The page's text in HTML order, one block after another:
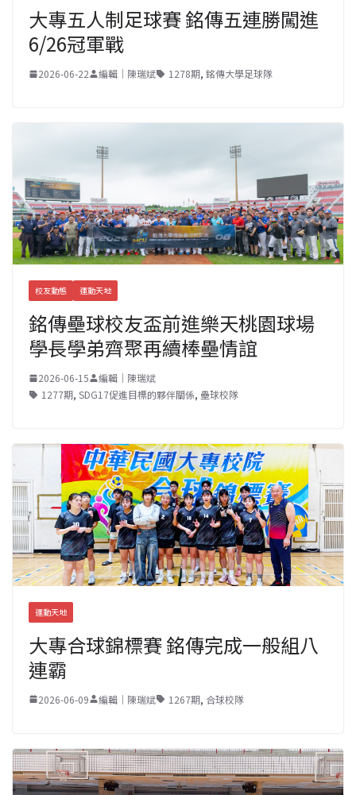
大專五人制足球賽 銘傳五連勝闖進
6/26冠軍戰
2026-06-22 編輯｜陳瑞斌 1278期, 銘傳大學足球隊
校友動態 運動天地
銘傳壘球校友盃前進樂天桃園球場
學長學弟齊聚再續棒壘情誼
2026-06-15
編輯｜陳瑞斌
1277期, SDG17促進目標的夥伴關係, 壘球校隊
運動天地
大專合球錦標賽 銘傳完成一般組八
連霸
2026-06-09 編輯｜陳瑞斌 1267期, 合球校隊